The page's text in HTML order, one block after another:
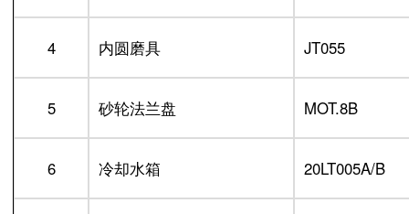
4 内圆磨具 JT055
5 砂轮法兰盘 MOT.8B
6 冷却水箱 20LT005A/B